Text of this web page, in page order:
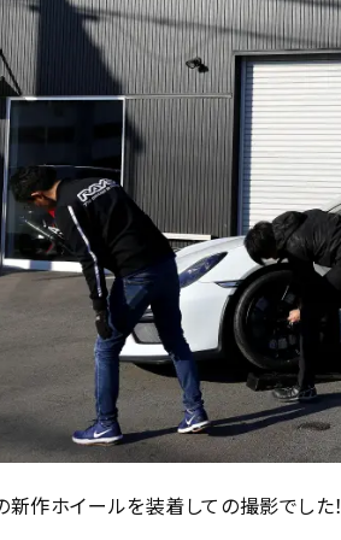
新作ホイールを装着しての撮影でした！